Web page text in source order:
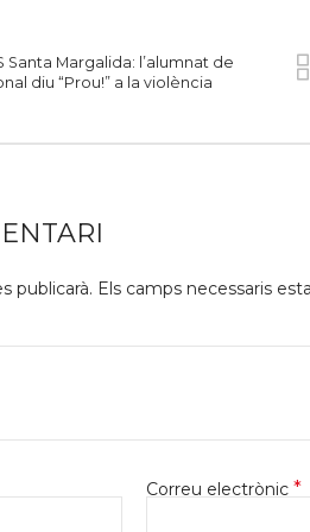
Santa Margalida: l’alumnat de
diu “Prou!” a la violència
publicarà. Els camps necessaris
Correu electrònic*